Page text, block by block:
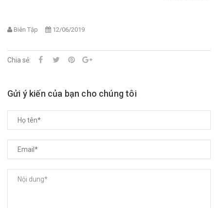
Biên Tập 12/06/2019
Chia sẻ:
Gửi ý kiến của bạn cho chúng tôi